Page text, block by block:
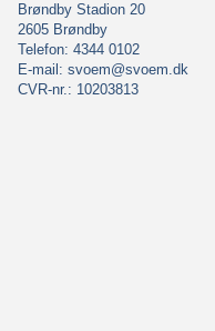
Brøndby Stadion 20
2605 Brøndby
Telefon: 4344 0102
E-mail: svoem@svoem.dk
CVR-nr.: 10203813